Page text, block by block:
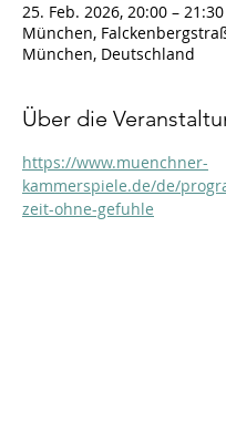
25. Feb. 2026, 20:00 – 21:30
München,
München, Deutschland
Über die
https://www.muenchner-
kammerspiele.de/de/
zeit-ohne-gefuhle